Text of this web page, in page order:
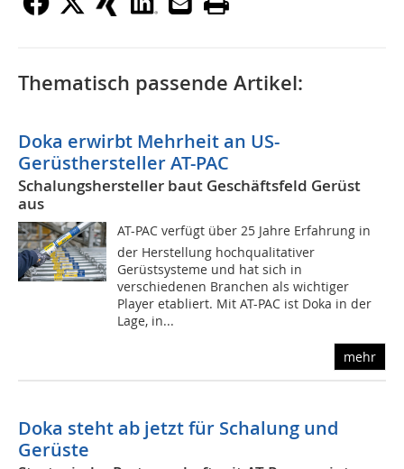
Thematisch passende Artikel:
Doka erwirbt Mehrheit an US-
Gerüsthersteller AT-PAC
Schalungshersteller baut Geschäftsfeld Gerüst
aus
AT-PAC verfügt über 25 Jahre Erfahrung in
der Herstellung hochqualitativer
Gerüstsysteme und hat sich in
verschiedenen Branchen als wichtiger
Player etabliert. Mit AT-PAC ist Doka in der
Lage, in...
mehr
Doka steht ab jetzt für Schalung und
Gerüste